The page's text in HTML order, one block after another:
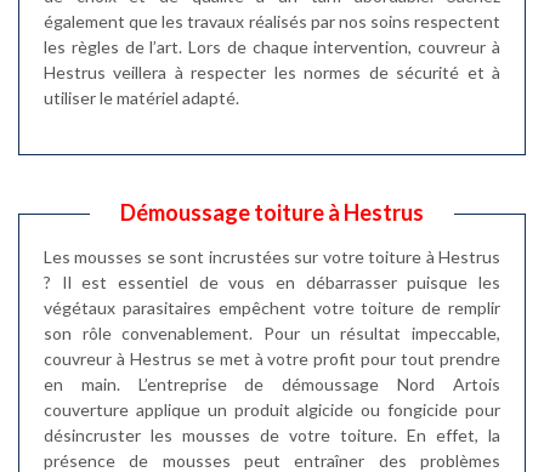
également que les travaux réalisés par nos soins respectent
les règles de l’art. Lors de chaque intervention, couvreur à
Hestrus veillera à respecter les normes de sécurité et à
utiliser le matériel adapté.
Démoussage toiture à Hestrus
Les mousses se sont incrustées sur votre toiture à Hestrus
? Il est essentiel de vous en débarrasser puisque les
végétaux parasitaires empêchent votre toiture de remplir
son rôle convenablement. Pour un résultat impeccable,
couvreur à Hestrus se met à votre profit pour tout prendre
en main. L’entreprise de démoussage Nord Artois
couverture applique un produit algicide ou fongicide pour
désincruster les mousses de votre toiture. En effet, la
présence de mousses peut entraîner des problèmes